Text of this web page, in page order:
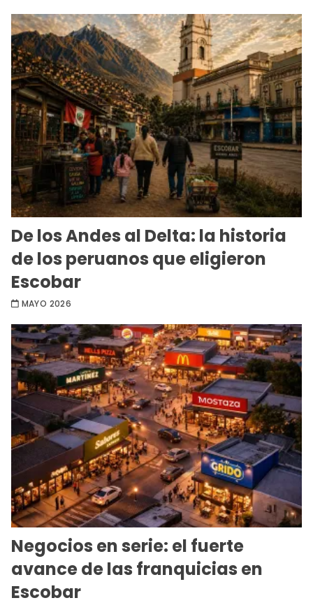
De los Andes al Delta: la historia
de los peruanos que eligieron
Escobar
MAYO 2026
Negocios en serie: el fuerte
avance de las franquicias en
Escobar